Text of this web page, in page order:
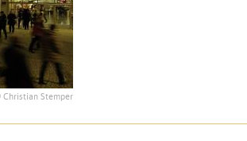
Christian Stemper